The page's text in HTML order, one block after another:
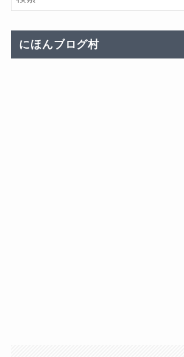
にほんブログ村